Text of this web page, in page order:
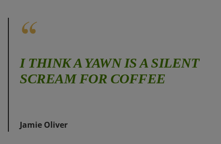
I THINK A YAWN IS A SILENT
SCREAM FOR COFFEE
Jamie Oliver